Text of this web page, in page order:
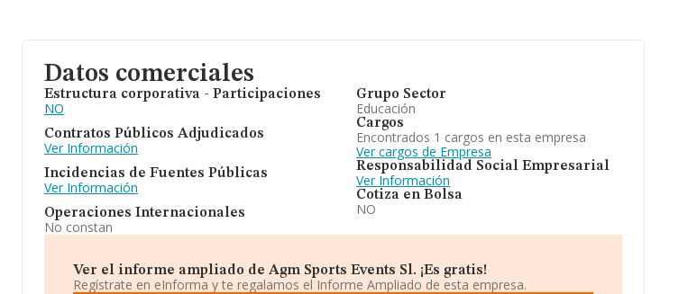
Datos comerciales
Estructura corporativa - Participaciones
NO
Contratos Públicos Adjudicados
Ver Información
Incidencias de Fuentes Públicas
Ver Información
Operaciones Internacionales
No constan
Grupo Sector
Educación
Cargos
Encontrados 1 cargos en esta empresa
Ver cargos de Empresa
Responsabilidad Social Empresarial
Ver Información
Cotiza en Bolsa
NO
Ver el informe ampliado de Agm Sports Events Sl. ¡Es gratis!
Regístrate en eInforma y te regalamos el Informe Ampliado de esta empresa.